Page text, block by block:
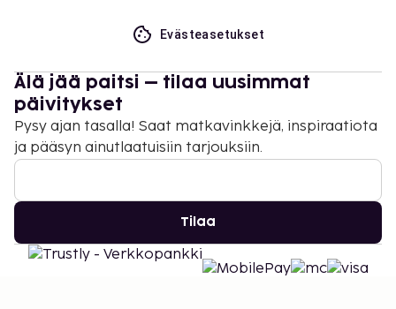
Evästeasetukset
Älä jää paitsi – tilaa uusimmat
päivitykset
Pysy ajan tasalla! Saat matkavinkkejä, inspiraatiota
ja pääsyn ainutlaatuisiin tarjouksiin.
Tilaa